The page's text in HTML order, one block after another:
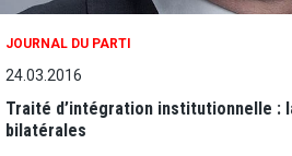
JOURNAL DU PARTI
24.03.2016
Traité d’intégration institutionnelle :
bilatérales